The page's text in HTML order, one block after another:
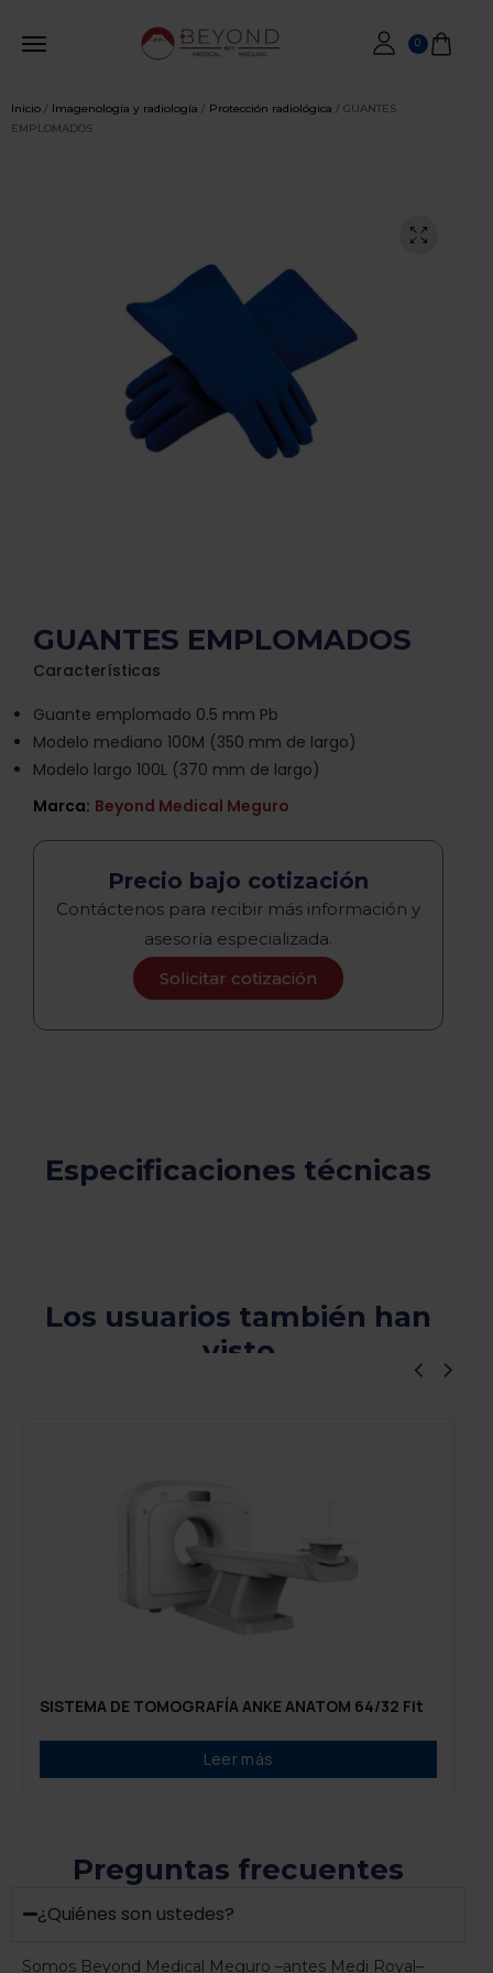
0
Inicio / Imagenología y radiología / Protección radiológica / GUANTES
EMPLOMADOS
GUANTES EMPLOMADOS
Características
Guante emplomado 0.5 mm Pb
Modelo mediano 100M (350 mm de largo)
Modelo largo 100L (370 mm de largo)
Marca: Beyond Medical Meguro
Precio bajo cotización
Contáctenos para recibir más información y
asesoría especializada.
Solicitar cotización
Especificaciones técnicas
Los usuarios también han
visto
SISTEMA DE TOMOGRAFÍA ANKE ANATOM 64/32 Fit
Leer más
Preguntas frecuentes
¿Quiénes son ustedes?
Somos Beyond Medical Meguro –antes Medi Royal–